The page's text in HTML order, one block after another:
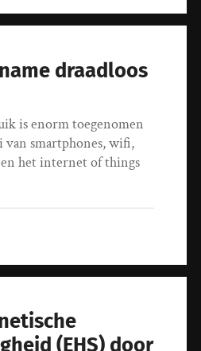
draadloos
is enorm toegenomen
van smartphones, wifi,
het internet of things
(EHS) door